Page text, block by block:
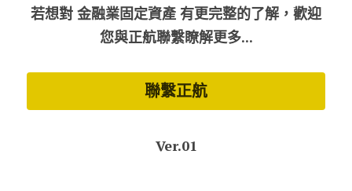
若想對 金融業固定資產 有更完整的了解，歡迎
您與正航聯繫瞭解更多...
聯繫正航
Ver.01